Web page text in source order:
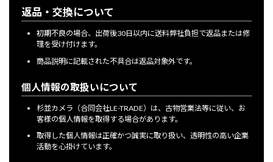
返品・交換について
初期不良の場合、出荷後30日以内に送料弊社負担で返品または修
理を受け付けます。
商品説明に記載された不具合は返品対象外です。
個人情報の取扱いについて
杉並カメラ（合同会社LE-TRADE）は、古物営業法等に従い、お
客様の個人情報を取得する場合があります。
取得した個人情報は正確かつ誠実に取り扱い、透明性の高い企業
活動を心掛けています。